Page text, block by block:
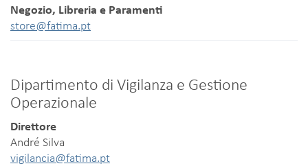
Negozio, Libreria e Paramenti
store@fatima.pt
Dipartimento di Vigilanza e Gestione
Operazionale
Direttore
André Silva
vigilancia@fatima.pt